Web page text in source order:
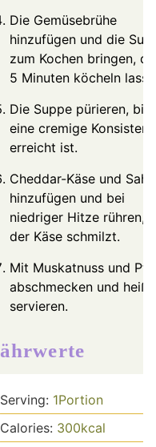
Die Gemüsebrühe
hinzufügen und die
zum Kochen bringen,
5 Minuten köcheln
Die Suppe pürieren, bis
eine cremige Konsistenz
erreicht ist.
Cheddar-Käse und
hinzufügen und bei
niedriger Hitze rühren,
der Käse schmilzt.
Mit Muskatnuss und
abschmecken und heiß
servieren.
Nährwerte
Serving: 1Portion
Calories: 300kcal